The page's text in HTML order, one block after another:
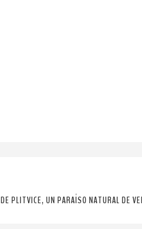
PLITVICE, UN PARAÍSO NATURAL DE